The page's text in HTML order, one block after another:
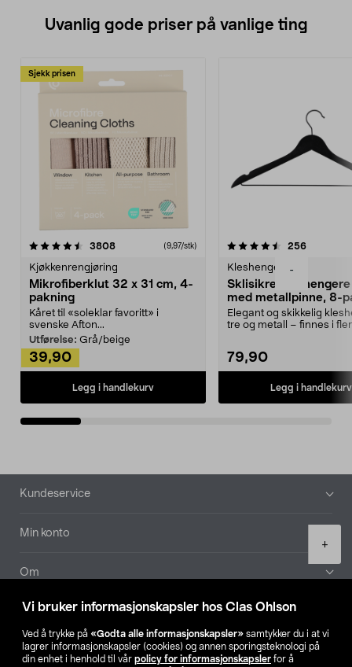
Vi bruker informasjonskapsler hos Clas Ohlson
Ved å trykke på «Godta alle informasjonskapsler» samtykker du i at vi
lagrer informasjonskapsler (cookies) og annen sporingsteknologi på
din enhet i henhold til vår policy for informasjonskapsler for å
-
+
Uvanlig gode priser på vanlige ting
Sjekk prisen
3808anmeldelser(9,97/stk)
Kjøkkenrengjøring
Mikrofiberklut 32 x 31 cm, 4-
pakning
Kåret til «soleklar favoritt» i
svenske Afton...
Utførelse: Grå/beige
39,90
Legg i handlekurv
4.5av 5 stjerner 256
Kleshengere
Sklisikre
med metallpinne, 8-
Elegant og skikkelig
tre og metall – finnes i
79,90
Legg i handlekurv
4.5av 5 stjerner
Bunntekst
Kundeservice
Min konto
Om
Aktuelt
Våre selskaper